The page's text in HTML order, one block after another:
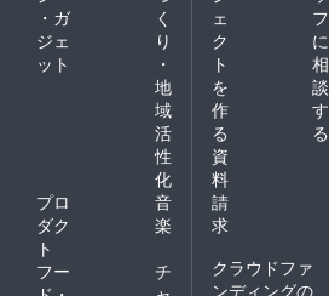
・ガ
ジェ
ット
く
り
・
地
域
活
性
化
プロ
ダク
ト
音
楽
フー
チ
ェ
ク
ト
を
作
る
フ
に
相
談
す
る
資
料
請
求
クラウドファ
ンディングの